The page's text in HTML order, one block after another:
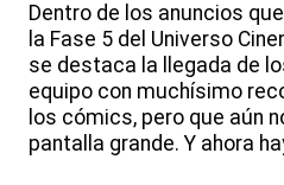
Dentro de los anuncios
la Fase 5 del Universo
se destaca la llegada de
equipo con muchísimo
los cómics, pero que aún
pantalla grande. Y ahora